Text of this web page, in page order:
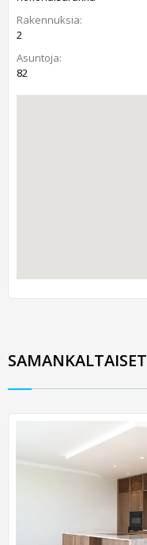
Rakennuksia:
2
Asuntoja:
82
SAMANKALTAISET